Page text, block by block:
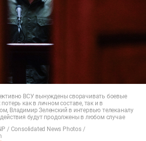
ВСУ вынуждены сворачивать боевые
как в личном составе, так и в
Владимир Зеленский в интервью телеканалу
будут продолжены в любом случае
/ Consolidated News Photos /